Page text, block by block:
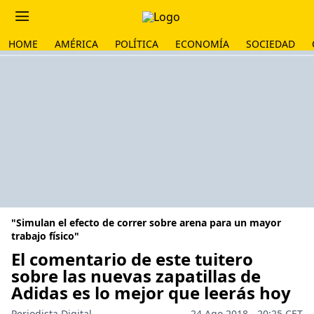
HOME AMÉRICA POLÍTICA ECONOMÍA SOCIEDAD
"Simulan el efecto de correr sobre arena para un mayor
trabajo físico"
El comentario de este tuitero
sobre las nuevas zapatillas de
Adidas es lo mejor que leerás hoy